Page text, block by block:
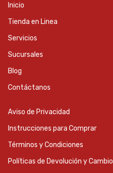
Inicio
Tienda en Linea
Servicios
Sucursales
Blog
Contáctanos
Aviso de Privacidad
Instrucciones para Comprar
Términos y Condiciones
Políticas de Devolución y Cambio